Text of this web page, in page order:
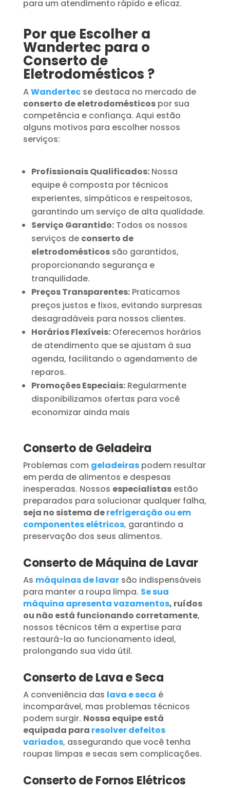
para um atendimento rápido e eficaz.
Por que Escolher a
Wandertec para o
Conserto de
Eletrodomésticos ?
AWandertecse destaca no mercado de
conserto de eletrodomésticospor sua
competência e confiança. Aqui estão
alguns motivos para escolher nossos
serviços:
Profissionais Qualificados:Nossa
equipe é composta por técnicos
experientes, simpáticos e respeitosos,
garantindo um serviço de alta qualidade.
Serviço Garantido:Todos os nossos
serviços de conserto de
eletrodomésticossão garantidos,
proporcionando segurança e
tranquilidade.
Preços Transparentes:Praticamos
preços justos e fixos, evitando surpresas
desagradáveis para nossos clientes.
Horários Flexíveis:Oferecemos horários
de atendimento que se ajustam à sua
agenda, facilitando o agendamento de
reparos.
Promoções Especiais:Regularmente
disponibilizamos ofertas para você
economizar ainda mais
Conserto de Geladeira
Problemas com geladeiraspodem resultar
em perda de alimentos e despesas
inesperadas. Nossos especialistasestão
preparados para solucionar qualquer falha,
seja no sistema derefrigeração ou em
componentes elétricos, garantindo a
preservação dos seus alimentos.
Conserto de Máquina de Lavar
As máquinas de lavar são indispensáveis
para manter a roupa limpa. Se sua
máquina apresenta vazamentos, ruídos
ou não está funcionando corretamente,
nossos técnicos têm a expertise para
restaurá-la ao funcionamento ideal,
prolongando sua vida útil.
Conserto de Lava e Seca
A conveniência das lava e seca é
incomparável, mas problemas técnicos
podem surgir. Nossa equipe está
equipada para resolver defeitos
variados, assegurando que você tenha
roupas limpas e secas sem complicações.
Conserto de Fornos Elétricos